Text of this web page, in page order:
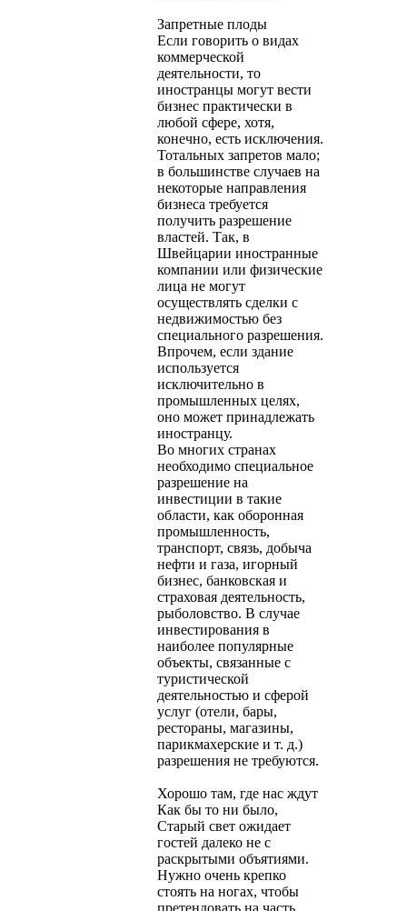
Запретные плоды
Если говорить о видах
коммерческой
деятельности, то
иностранцы могут вести
бизнес практически в
любой сфере, хотя,
конечно, есть исключения.
Тотальных запретов мало;
в большинстве случаев на
некоторые направления
бизнеса требуется
получить разрешение
властей. Так, в
Швейцарии иностранные
компании или физические
лица не могут
осуществлять сделки с
недвижимостью без
специального разрешения.
Впрочем, если здание
используется
исключительно в
промышленных целях,
оно может принадлежать
иностранцу.
Во многих странах
необходимо специальное
разрешение на
инвестиции в такие
области, как оборонная
промышленность,
транспорт, связь, добыча
нефти и газа, игорный
бизнес, банковская и
страховая деятельность,
рыболовство. В случае
инвестирования в
наиболее популярные
объекты, связанные с
туристической
деятельностью и сферой
услуг (отели, бары,
рестораны, магазины,
парикмахерские и т. д.)
разрешения не требуются.
Хорошо там, где нас ждут
Как бы то ни было,
Старый свет ожидает
гостей далеко не с
раскрытыми объятиями.
Нужно очень крепко
стоять на ногах, чтобы
претендовать на часть